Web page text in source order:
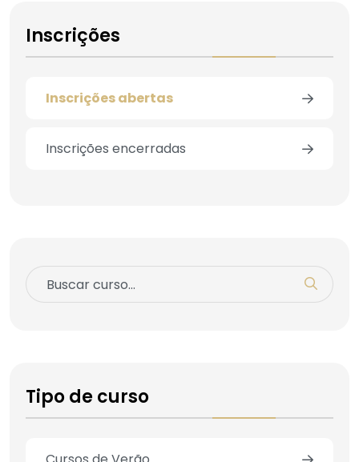
Inscrições
Inscrições abertas
Inscrições encerradas
Tipo de curso